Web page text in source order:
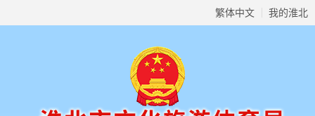
繁体中文 我的淮北